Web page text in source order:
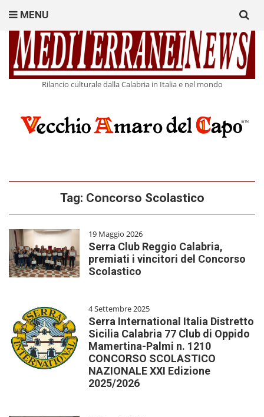
Rilancio culturale dalla Calabria in Italia e nel mondo
MENU
for:
Tag: Concorso Scolastico
19 Maggio 2026
Serra Club Reggio Calabria,
premiati i vincitori del Concorso
Scolastico
4 Settembre 2025
Serra International Italia Distretto
Sicilia Calabria 77 Club di Oppido
Mamertina-Palmi n. 1210
CONCORSO SCOLASTICO
NAZIONALE XXI Edizione
2025/2026